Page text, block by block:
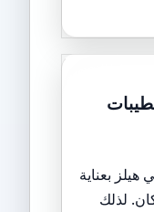
هيلز بعناية
لذلك